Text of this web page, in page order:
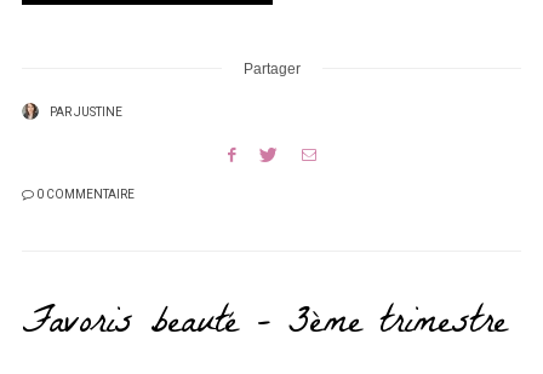
Partager
PARJUSTINE
0 COMMENTAIRE
Favoris beauté – 3ème trimestre